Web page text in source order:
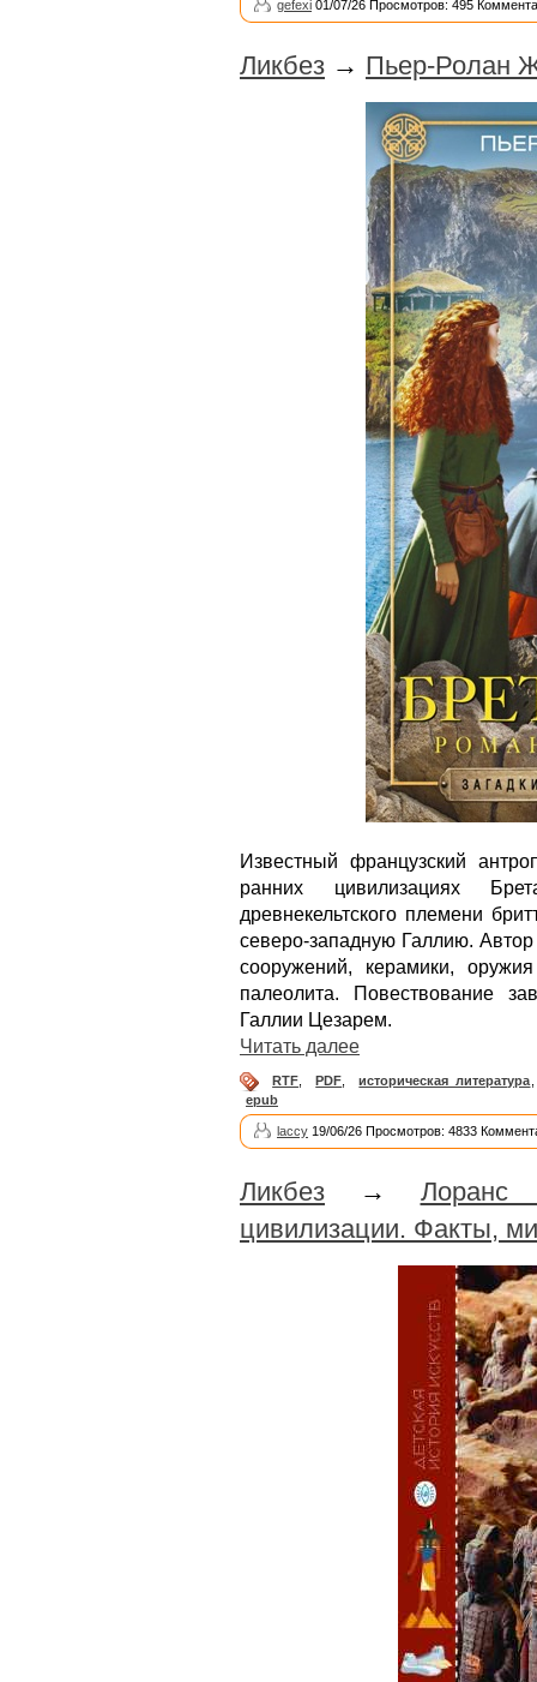
gefexi 01/07/26 Просмотров: 495
Ликбез → Пьер-Ролан
Известный французский
ранних цивилизациях
древнекельтского племени
северо-западную Галлию.
сооружений, керамики,
палеолита. Повествование
Галлии Цезарем.
Читать далее
RTF PDF историческая литература
epub
laccy 19/06/26 Просмотров: 4833
Ликбез → Лоранс
цивилизации. Факты,